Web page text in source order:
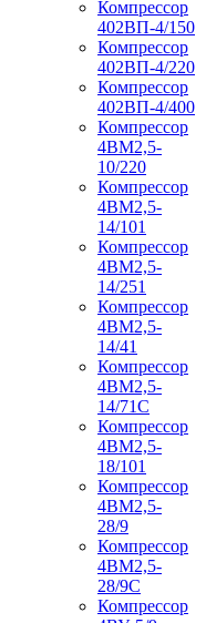
Компрессор
402ВП-4/150
Компрессор
402ВП-4/220
Компрессор
402ВП-4/400
Компрессор
4ВМ2,5-
10/220
Компрессор
4ВМ2,5-
14/101
Компрессор
4ВМ2,5-
14/251
Компрессор
4ВМ2,5-
14/41
Компрессор
4ВМ2,5-
14/71C
Компрессор
4ВМ2,5-
18/101
Компрессор
4ВМ2,5-
28/9
Компрессор
4ВМ2,5-
28/9С
Компрессор